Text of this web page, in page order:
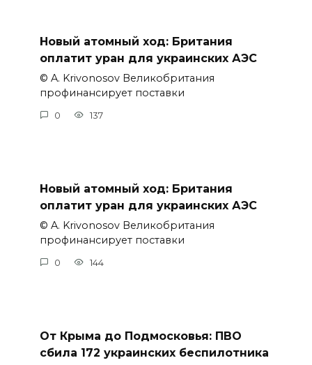
Новый атомный ход: Британия
оплатит уран для украинских АЭС
© A. Krivonosov Великобритания
профинансирует поставки
0 137
Новый атомный ход: Британия
оплатит уран для украинских АЭС
© A. Krivonosov Великобритания
профинансирует поставки
0 144
От Крыма до Подмосковья: ПВО
сбила 172 украинских беспилотника